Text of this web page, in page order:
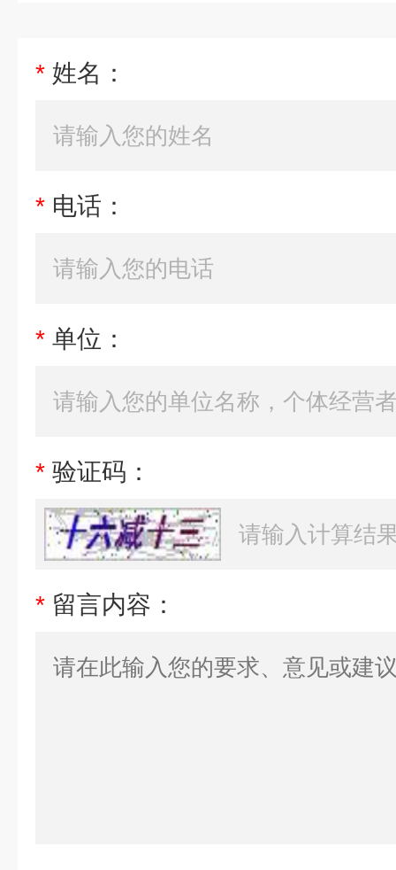
* 姓名：
* 电话：
* 单位：
* 验证码：
* 留言内容：